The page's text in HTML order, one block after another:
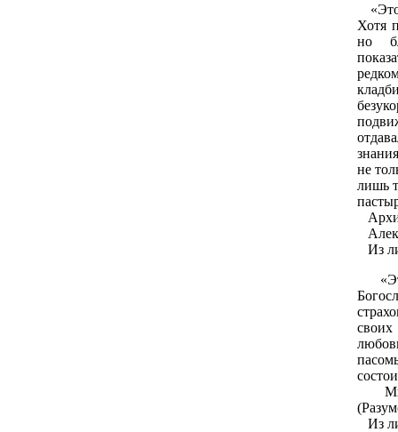
Хотя
но
не
лишь
Из
Из